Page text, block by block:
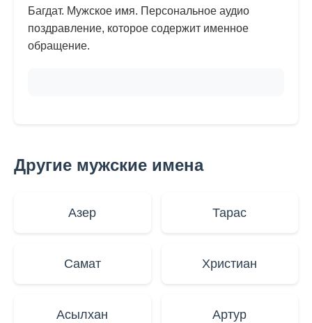
Багдат. Мужское имя. Персональное аудио
поздравление, которое содержит именное
обращение.
Другие мужские имена
Азер Тарас
Самат Христиан
Асылхан Артур